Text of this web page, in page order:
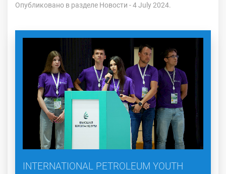
Опубликовано в разделе Новости - 4 July 2024.
INTERNATIONAL PETROLEUM YOUTH